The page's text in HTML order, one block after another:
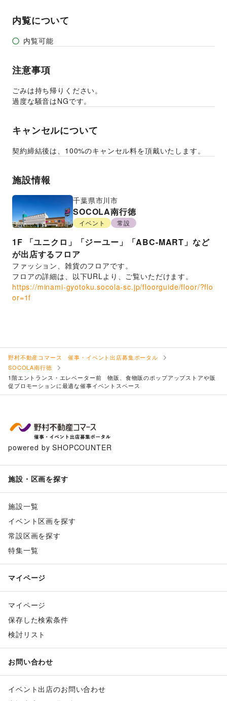
その他エンタメ・ガジェット
内覧について
内覧可能
注意事項
ごみは持ち帰りください。
過度な騒音はNGです。
キャンセルについて
契約締結後は、100%のキャンセル料を頂戴いたします。
施設情報
千葉県市川市
SOCOLA南行徳
イベント 常設
1F
「ユニクロ」「ジーユー」「ABC-MART」など
が出店するフロア
ファッション、雑貨のフロアです。
フロアの詳細は、以下URLより、ご覧いただけます。
https://minami-gyotoku.socola-sc.jp/floorguide/floor/?flo
or=1f
野村不動産コマース 催事・イベント出店募集ポータル
SOCOLA南行徳
1階エントランス・エレベーター前 物販、食物販のポップアップストアや販
促プロモーションに最適な催事イベントスペース
powered by SHOPCOUNTER
施設・区画を探す
施設一覧
イベント区画を探す
常設区画を探す
特集一覧
マイページ
マイページ
保存した検索条件
検討リスト
お問い合わせ
イベント出店のお問い合わせ